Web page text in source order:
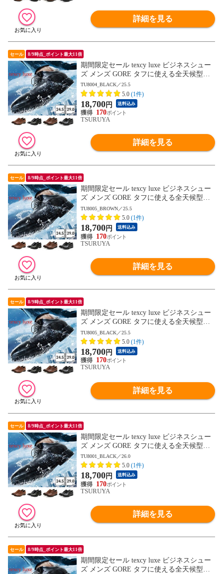
詳細を見る
セール 8/9時点_ポイント最大11倍
期間限定セール texcy luxe ビジネスシュー
ズ メンズ GORE タフに使える全天候型ビ
ジネスシューズ TU8001 TU8002 TU8003 T
U8004 TU8005 TU8006 TU8007 テクシーリ
ュクス GORE-TEX ゴアテックス ゆったり
幅 3E 4E
TU8004_BLACK／25.5
5.0 (1件)
18,700円 送料込み
170
TSURUYA
詳細を見る
セール 8/9時点_ポイント最大11倍
期間限定セール texcy luxe ビジネスシュー
ズ メンズ GORE タフに使える全天候型ビ
ジネスシューズ TU8001 TU8002 TU8003 T
U8004 TU8005 TU8006 TU8007 テクシーリ
ュクス GORE-TEX ゴアテックス ゆったり
幅 3E 4E
TU8005_BROWN／25.5
5.0 (1件)
18,700円 送料込み
170
TSURUYA
詳細を見る
セール 8/9時点_ポイント最大11倍
期間限定セール texcy luxe ビジネスシュー
ズ メンズ GORE タフに使える全天候型ビ
ジネスシューズ TU8001 TU8002 TU8003 T
U8004 TU8005 TU8006 TU8007 テクシーリ
ュクス GORE-TEX ゴアテックス ゆったり
幅 3E 4E
TU8005_BLACK／25.5
5.0 (1件)
18,700円 送料込み
170
TSURUYA
詳細を見る
セール 8/9時点_ポイント最大11倍
期間限定セール texcy luxe ビジネスシュー
ズ メンズ GORE タフに使える全天候型ビ
ジネスシューズ TU8001 TU8002 TU8003 T
U8004 TU8005 TU8006 TU8007 テクシーリ
ュクス GORE-TEX ゴアテックス ゆったり
幅 3E 4E
TU8001_BLACK／26.0
5.0 (1件)
18,700円 送料込み
170
TSURUYA
詳細を見る
セール 8/9時点_ポイント最大11倍
期間限定セール texcy luxe ビジネスシュー
ズ メンズ GORE タフに使える全天候型ビ